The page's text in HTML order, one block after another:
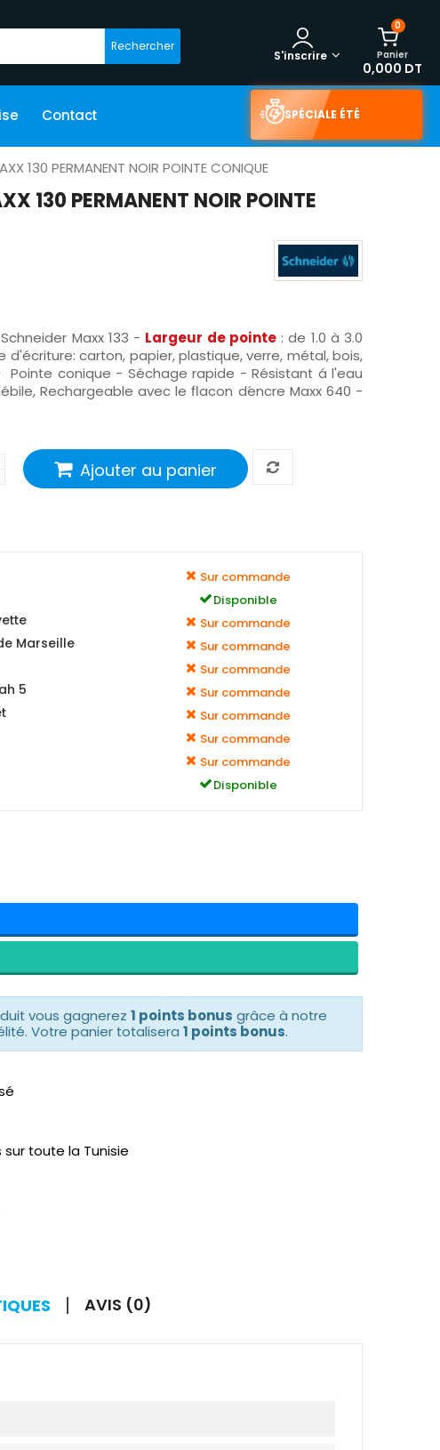
Rechercher
0
Panier
0,000 DT
S'inscrire
Contact SPÉCIALE ÉTÉ
130 PERMANENT NOIR POINTE CONIQUE
130 PERMANENT NOIR POINTE
Maxx 133 - Largeur de pointe: de 1.0 à 3.0
d'écriture: carton, papier, plastique, verre, métal, bois,
conique - Séchage rapide - Résistant á l'eau
Rechargeable avec le flacon d´encre Maxx 640 -
Ajouter au panier
Sur commande
Disponible
Sur commande
Marseille Sur commande
Sur commande
5 Sur commande
Sur commande
Sur commande
Sur commande
Disponible
vous gagnerez 1 points bonus grâce à notre
Votre panier totalisera 1 points bonus.
sur toute la Tunisie
AVIS (0)